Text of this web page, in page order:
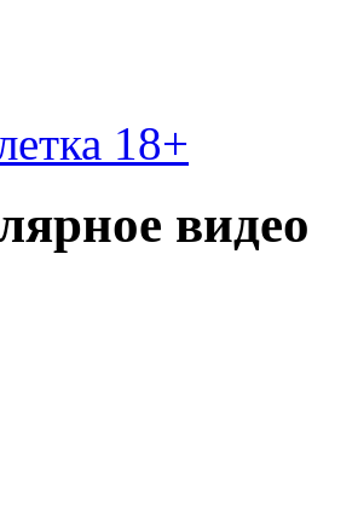
18+
видео